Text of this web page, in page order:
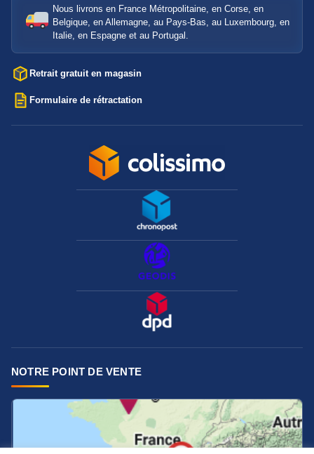
Nous livrons en France Métropolitaine, en Corse, en
Belgique, en Allemagne, au Pays-Bas, au Luxembourg, en
Italie, en Espagne et au Portugal.
Retrait gratuit en magasin
Formulaire de rétractation
NOTRE POINT DE VENTE